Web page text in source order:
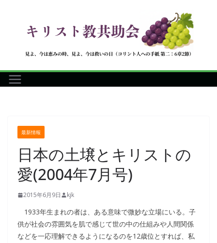
へ
ス
最新情報
日本の土壌とキリストの
愛(2004年7月号)
2015年6月9日 kjk
1933年生まれの者は、ある意味で微妙な立場にいる。子
供が社会の雰囲気を肌で感じて世の中の仕組みや人間関係
などを一応理解できるようになるのを12歳位とすれば、私